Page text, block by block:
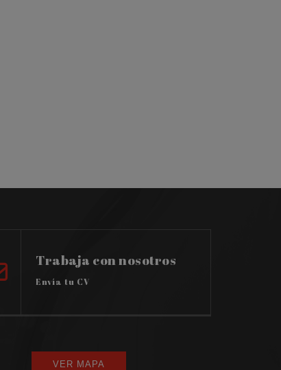
Trabaja con nosotros
Envía tu CV
VER MAPA